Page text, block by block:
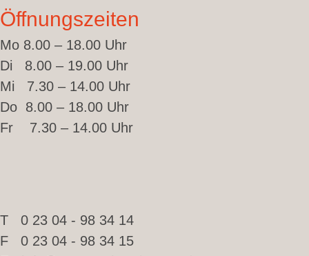
Öffnungszeiten
Mo 8.00 – 18.00 Uhr
Di 8.00 – 19.00 Uhr
Mi 7.30 – 14.00 Uhr
Do 8.00 – 18.00 Uhr
Fr 7.30 – 14.00 Uhr
T 0 23 04 - 98 34 14
F 0 23 04 - 98 34 15